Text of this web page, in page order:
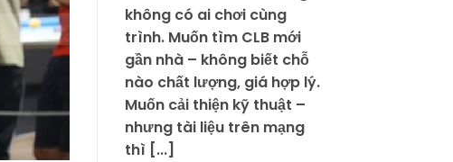
không có ai chơi cùng
trình. Muốn tìm CLB mới
gần nhà – không biết chỗ
nào chất lượng, giá hợp lý.
Muốn cải thiện kỹ thuật –
nhưng tài liệu trên mạng
thì [...]